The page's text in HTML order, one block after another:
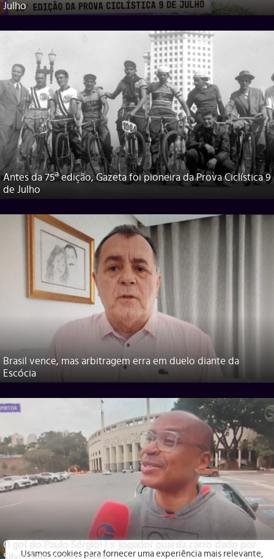
Julho
Antes da 75ª edição, Gazeta foi pioneira da Prova Ciclística 9
de Julho
Brasil vence, mas arbitragem erra em duelo diante da
Escócia
O gol do Paulo Sérgio! Ex-jogador guarda carro dado por
Usamos cookies para fornecer uma experiência mais relevante,